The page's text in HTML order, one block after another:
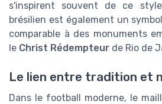
s'inspirent souvent de ce
brésilien est également un
comparable à des monuments
le Christ Rédempteur de Rio de
Le lien entre tradition et
Dans le football moderne, le